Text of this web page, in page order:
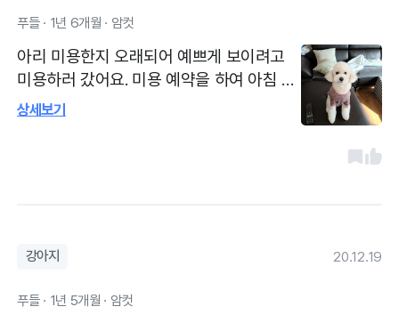
푸들 · 1년 6개월 · 암컷
아리 미용한지 오래되어 예쁘게 보이려고
미용하러 갔어요. 미용 예약을 하여 아침 일
찍 9시30분에 가서 기다려 항문낭 짜고 미
아리 예쁘게 미용 해주어 감사합니다.
상세보기
강아지 20.12.19
푸들 · 1년 5개월 · 암컷